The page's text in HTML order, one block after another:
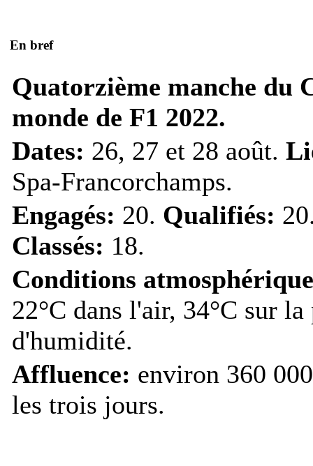
En bref
Quatorzième manche du
monde de F1 2022.
Dates: 26, 27 et 28 août.
Spa-Francorchamps.
Engagés: 20. Qualifiés:
Classés: 18.
Conditions
22°C dans l'air, 34°C sur
d'humidité.
Affluence: environ 360
les trois jours.